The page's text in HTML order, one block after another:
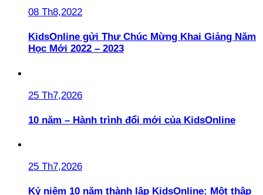
08 Th8,2022
KidsOnline gửi Thư Chúc Mừng Khai Giảng Năm
Học Mới 2022 – 2023
25 Th7,2026
10 năm – Hành trình đổi mới của KidsOnline
25 Th7,2026
Kỷ niệm 10 năm thành lập KidsOnline: Một thập